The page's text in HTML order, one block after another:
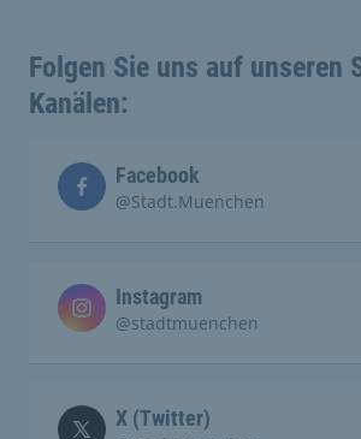
Folgen Sie uns auf unseren
Kanälen:
Facebook
@Stadt.Muenchen
Instagram
@stadtmuenchen
X (Twitter)